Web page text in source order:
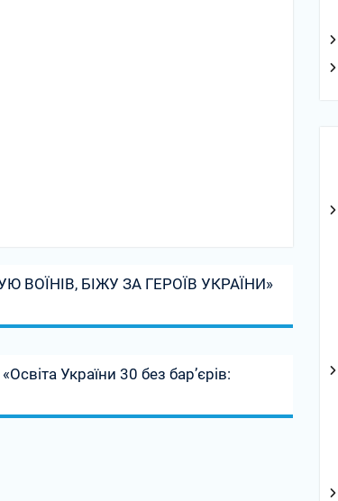
ВОЇНІВ, БІЖУ ЗА ГЕРОЇВ УКРАЇНИ»
України 30 без бар’єрів: